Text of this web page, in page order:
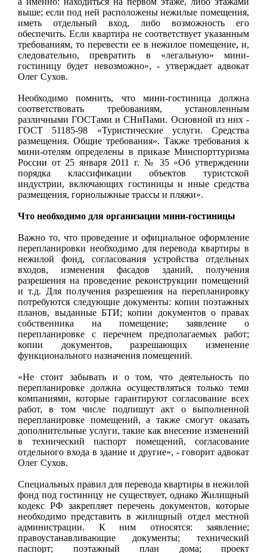
выше; если под ней расположены нежилые помещения,
иметь отдельный вход, либо возможность его
обеспечить. Если квартира не соответствует указанным
требованиям, то перевести ее в нежилое помещение, и,
следовательно, превратить в «легальную» мини-
гостиницу будет невозможно», - утверждает адвокат
Олег Сухов.
Необходимо помнить, что мини-гостиница должна
соответствовать требованиям, установленным
различными ГОСТами и СНиПами. Основной из них -
ГОСТ 51185-98 «Туристические услуги. Средства
размещения. Общие требования». Также требования к
мини-отелям определены в приказе Минспорттуризма
России от 25 января 2011 г. № 35 «Об утверждении
порядка классификации объектов туристской
индустрии, включающих гостиницы и иные средства
размещения, горнолыжные трассы и пляжи».
Что необходимо для организации мини-гостиницы
Важно то, что проведение и официальное оформление
перепланировки необходимо для перевода квартиры в
нежилой фонд, согласования устройства отдельных
входов, изменения фасадов зданий, получения
разрешения на проведение реконструкции помещений
и т.д. Для получения разрешения на перепланировку
потребуются следующие документы: копии поэтажных
планов, выданные БТИ; копии документов о правах
собственника на помещение; заявление о
перепланировке с перечнем предполагаемых работ;
копии документов, разрешающих изменение
функционального назначения помещений.
«Не стоит забывать и о том, что деятельность по
перепланировке должна осуществляться только теми
компаниями, которые гарантируют согласование всех
работ, в том числе подпишут акт о выполненной
перепланировке помещений, а также смогут оказать
дополнительные услуги, такие как внесение изменений
в технический паспорт помещений, согласование
отдельного входа в здание и другие», - говорит адвокат
Олег Сухов.
Специальных правил для перевода квартиры в нежилой
фонд под гостиницу не существует, однако Жилищный
кодекс РФ закрепляет перечень документов, которые
необходимо представить в жилищный отдел местной
администрации. К ним относятся: заявление;
правоустанавливающие документы; технический
паспорт; поэтажный план дома; проект